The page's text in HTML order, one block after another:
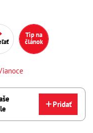
Tip na
článok
Pridať